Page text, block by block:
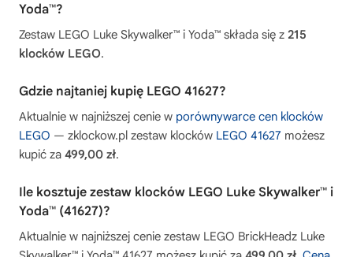
Yoda™?
Zestaw LEGO Luke Skywalker™ i Yoda™ składa się z 215
klocków LEGO.
Gdzie najtaniej kupię LEGO 41627?
Aktualnie w najniższej cenie w porównywarce cen klocków
LEGO — zklockow.pl zestaw klocków LEGO 41627 możesz
kupić za 499,00 zł.
Ile kosztuje zestaw klocków LEGO Luke Skywalker™ i
Yoda™ (41627)?
Aktualnie w najniższej cenie zestaw LEGO BrickHeadz Luke